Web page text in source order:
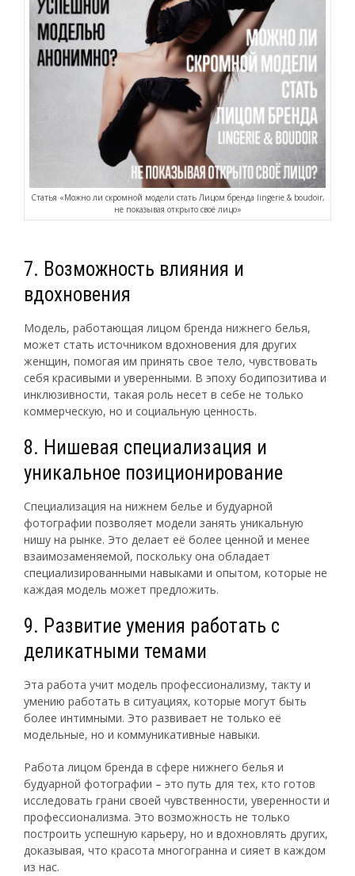
Статья «Можно ли скромной модели стать Лицом бренда lingerie & boudoir,
не показывая открыто своё лицо»
7. Возможность влияния и
вдохновения
Модель, работающая лицом бренда нижнего белья,
может стать источником вдохновения для других
женщин, помогая им принять свое тело, чувствовать
себя красивыми и уверенными. В эпоху бодипозитива и
инклюзивности, такая роль несет в себе не только
коммерческую, но и социальную ценность.
8. Нишевая специализация и
уникальное позиционирование
Специализация на нижнем белье и будуарной
фотографии позволяет модели занять уникальную
нишу на рынке. Это делает её более ценной и менее
взаимозаменяемой, поскольку она обладает
специализированными навыками и опытом, которые не
каждая модель может предложить.
9. Развитие умения работать с
деликатными темами
Эта работа учит модель профессионализму, такту и
умению работать в ситуациях, которые могут быть
более интимными. Это развивает не только её
модельные, но и коммуникативные навыки.
Работа лицом бренда в сфере нижнего белья и
будуарной фотографии – это путь для тех, кто готов
исследовать грани своей чувственности, уверенности и
профессионализма. Это возможность не только
построить успешную карьеру, но и вдохновлять других,
доказывая, что красота многогранна и сияет в каждом
из нас.